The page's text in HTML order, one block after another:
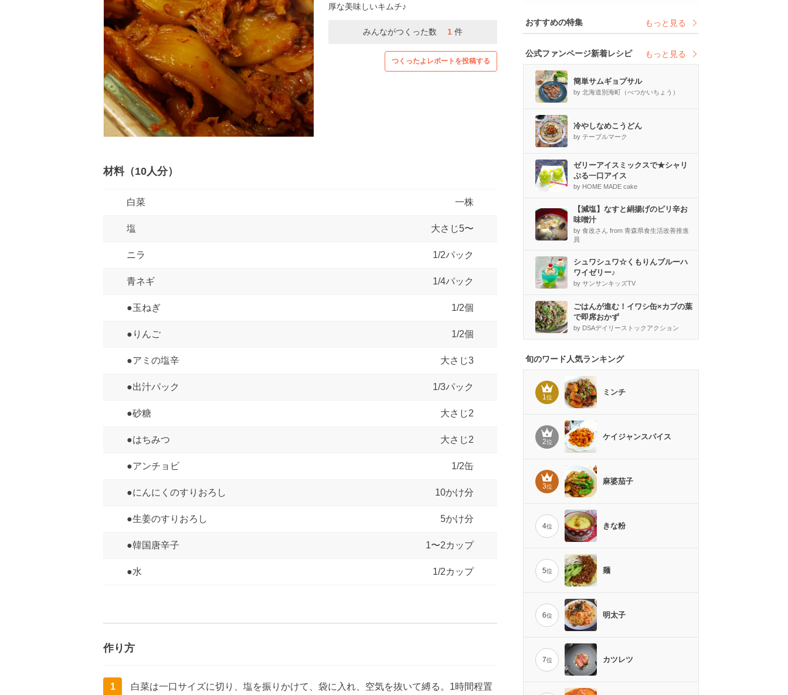
厚な美味しいキムチ♪
みんながつくった数 1 件
つくったよレポートを投稿する
材料（10人分）
白菜 一株
塩 大さじ5〜
ニラ 1/2パック
青ネギ 1/4パック
●玉ねぎ 1/2個
●りんご 1/2個
●アミの塩辛 大さじ3
●出汁パック 1/3パック
●砂糖 大さじ2
●はちみつ 大さじ2
●アンチョビ 1/2缶
●にんにくのすりおろし 10かけ分
●生姜のすりおろし 5かけ分
●韓国唐辛子 1〜2カップ
●水 1/2カップ
作り方
1
白菜は一口サイズに切り、塩を振りかけて、袋に入れ、空気を抜いて縛る。1時間程置
おすすめの特集 もっと見る
公式ファンページ新着レシピ もっと見る
簡単サムギョプサル
by 北海道別海町（べつかいちょう）
冷やしなめこうどん
by テーブルマーク
ゼリーアイスミックスで★シャリ
ぷる一口アイス
by HOME MADE cake
【減塩】なすと絹揚げのピリ辛お
味噌汁
by 食改さん from 青森県食生活改善推進
員
シュワシュワ☆くもりんブルーハ
ワイゼリー♪
by サンサンキッズTV
ごはんが進む！イワシ缶×カブの葉
で即席おかず
by DSAデイリーストックアクション
旬のワード人気ランキング
1位
ミンチ
2位
ケイジャンスパイス
3位
麻婆茄子
4位 きな粉
5位 麺
6位 明太子
7位 カツレツ